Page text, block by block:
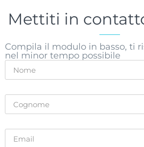
Mettiti in
Compila il modulo in basso, ti
nel minor tempo possibile